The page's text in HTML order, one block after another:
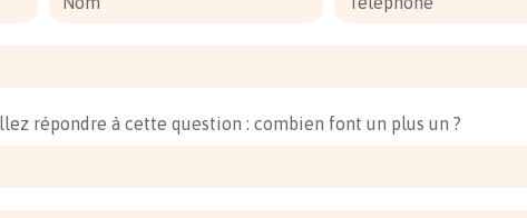
répondre à cette question : combien font un plus un ?